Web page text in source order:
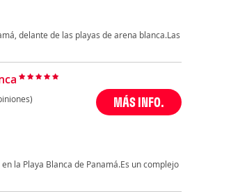
delante de las playas de arena blanca.Las
MÁS INFO.
la Playa Blanca de Panamá.Es un complejo